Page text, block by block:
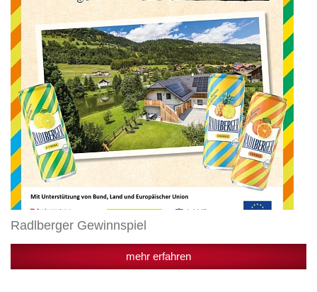
Radlberger Gewinnspiel
mehr erfahren